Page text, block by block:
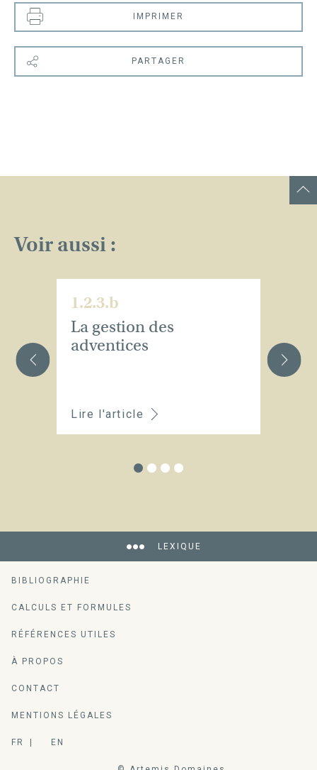
IMPRIMER
PARTAGER
Voir aussi :
1.2.3.b
La gestion des
adventices
Lire l'article
LEXIQUE
BIBLIOGRAPHIE
CALCULS ET FORMULES
RÉFÉRENCES UTILES
À PROPOS
CONTACT
MENTIONS LÉGALES
FR EN